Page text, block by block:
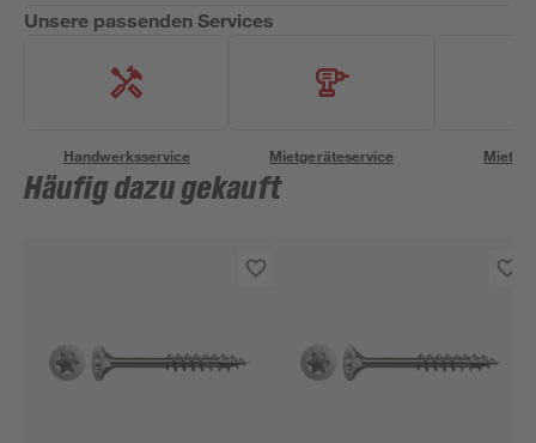
Unsere passenden Services
Handwerksservice Mietgeräteservice
Häufig dazu gekauft